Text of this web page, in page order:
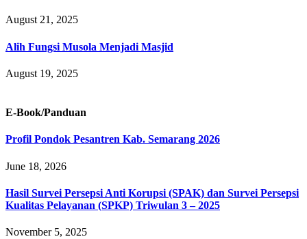
August 21, 2025
Alih Fungsi Musola Menjadi Masjid
August 19, 2025
E-Book/Panduan
Profil Pondok Pesantren Kab. Semarang 2026
June 18, 2026
Hasil Survei Persepsi Anti Korupsi (SPAK) dan Survei Persepsi
Kualitas Pelayanan (SPKP) Triwulan 3 – 2025
November 5, 2025